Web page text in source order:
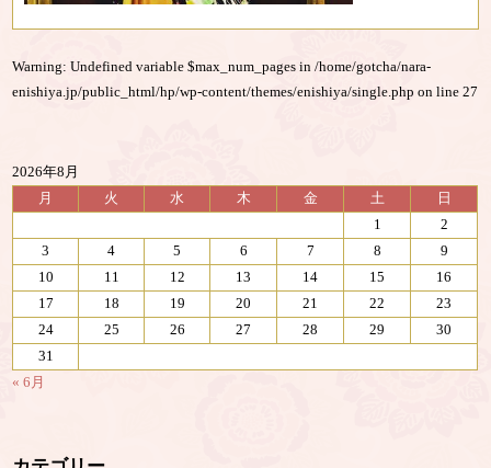
Warning: Undefined variable $max_num_pages in/home/gotcha/nara-
enishiya.jp/public_html/hp/wp-content/themes/enishiya/single.php on line27
2026年8月
月
火 水 木 金 土
日
1
2
3
4 5 6 7 8
9
10
11 12 13 14 15
16
17
18 19 20 21 22
23
24
25 26 27 28 29
30
31
« 6月